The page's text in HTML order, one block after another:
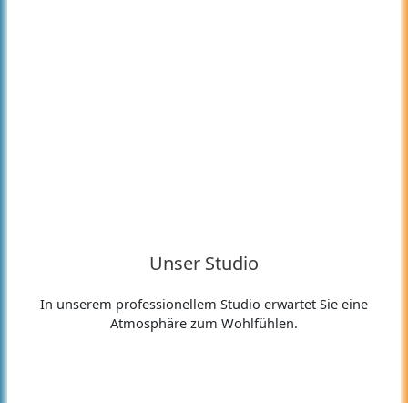
Unser Studio
In unserem professionellem Studio erwartet Sie eine
Atmosphäre zum Wohlfühlen.